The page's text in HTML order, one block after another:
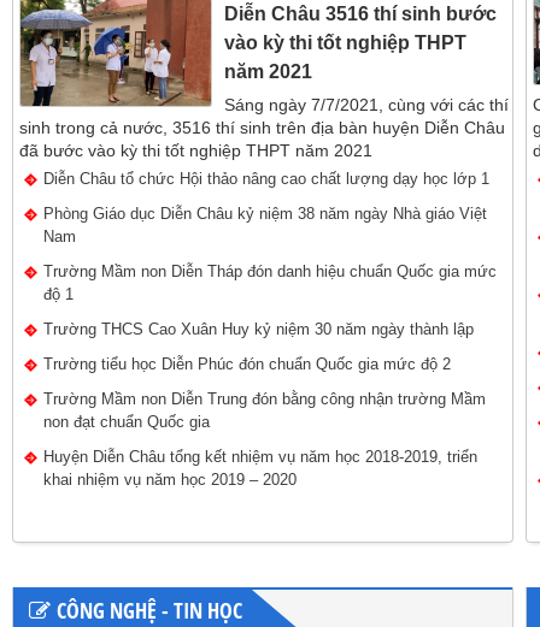
84/KH-UBND
Kế hoạch tuyển dụng giáo viên dạy tiểu học, mầm non năm
2022 trên địa bàn huyện Diễn Châu
Lượt xem:2335 | lượt tải:1032
SKKN
Biện pháp nâng cao hiệu quả giáo dục Giá trị sống và Kĩ nắng
sống cho học sinh lớp 5
Lượt xem:2847 | lượt tải:42
241/TB-UBND
Thông báo về việc tiếp nhận tuyển dụng viên chức trên địa
bàn huyện Diễn Châu
Kế hoạch tiếp nhận tuyển dụng viên chức trên địa bàn huyện
Diễn Châu
Lượt xem:2221 | lượt tải:1162
97/TB-UBND
Thông báo tuyển dụng giáo viên dạy tiểu học, mầm non năm
Kế hoạch tuyển dụng giáo viên dạy tiểu học, mầm non năm
2022 trên địa bàn huyện Diễn Châu
Diễn Châu 3516 thí sinh bước
vào kỳ thi tốt nghiệp THPT
năm 2021
Sáng ngày 7/7/2021, cùng với các thí
sinh trong cả nước, 3516 thí sinh trên địa bàn huyện Diễn Châu
đã bước vào kỳ thi tốt nghiệp THPT năm 2021
Diễn Châu tổ chức Hội thảo nâng cao chất lượng dạy học lớp 1
Phòng Giáo dục Diễn Châu kỷ niệm 38 năm ngày Nhà giáo Việt
Nam
Trường Mầm non Diễn Tháp đón danh hiệu chuẩn Quốc gia mức
độ 1
Trường THCS Cao Xuân Huy kỷ niệm 30 năm ngày thành lập
Trường tiểu học Diễn Phúc đón chuẩn Quốc gia mức độ 2
Trường Mầm non Diễn Trung đón bằng công nhận trường Mầm
non đạt chuẩn Quốc gia
Huyện Diễn Châu tổng kết nhiệm vụ năm học 2018-2019, triển
khai nhiệm vụ năm học 2019 – 2020
CÔNG NGHỆ - TIN HỌC